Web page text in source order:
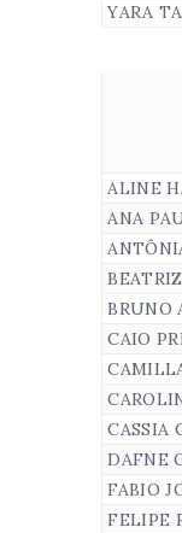
YARA
ALINE
ANA
BRUNO
CAIO
CASSIA
DAFNE
FABIO
FELIPE